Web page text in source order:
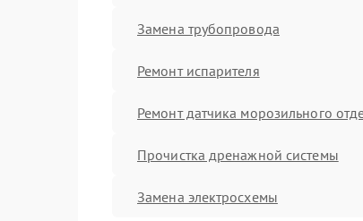
Замена трубопровода
Ремонт испарителя
Ремонт датчика морозильного
Прочистка дренажной системы
Замена электросхемы